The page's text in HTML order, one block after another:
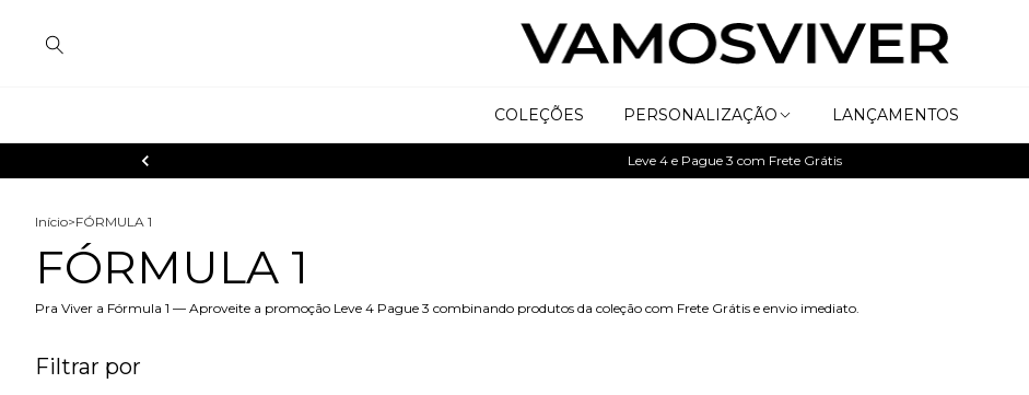
COLEÇÕES PERSONALIZAÇÃO LANÇAMENTOS
Leve 4 e Pague 3 com Frete Grátis
Início>FÓRMULA 1
FÓRMULA 1
Pra Viver a Fórmula 1 — Aproveite a promoção Leve 4 Pague 3 combinando produtos da coleção com Frete Grátis e envio imediato.
Filtrar por